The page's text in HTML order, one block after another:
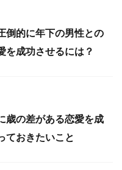
倒的に年下の男性との
を成功させるには？
歳の差がある恋愛を成
ておきたいこと